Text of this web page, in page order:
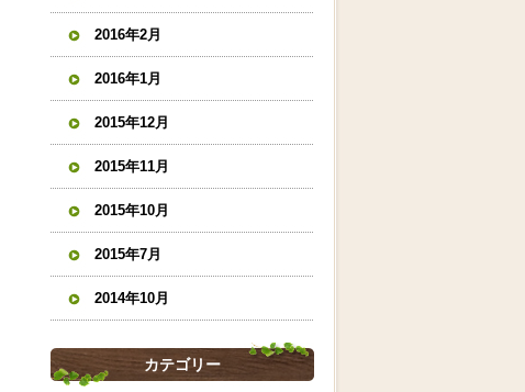
2016年2月
2016年1月
2015年12月
2015年11月
2015年10月
2015年7月
2014年10月
カテゴリー